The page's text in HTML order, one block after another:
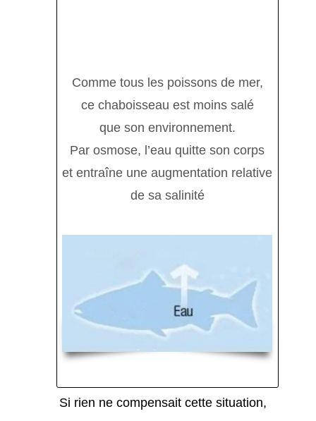
Comme tous les poissons de mer,
ce chaboisseau est moins salé
que son environnement.
Par osmose, l’eau quitte son corps
et entraîne une augmentation relative
de sa salinité
Si rien ne compensait cette situation,